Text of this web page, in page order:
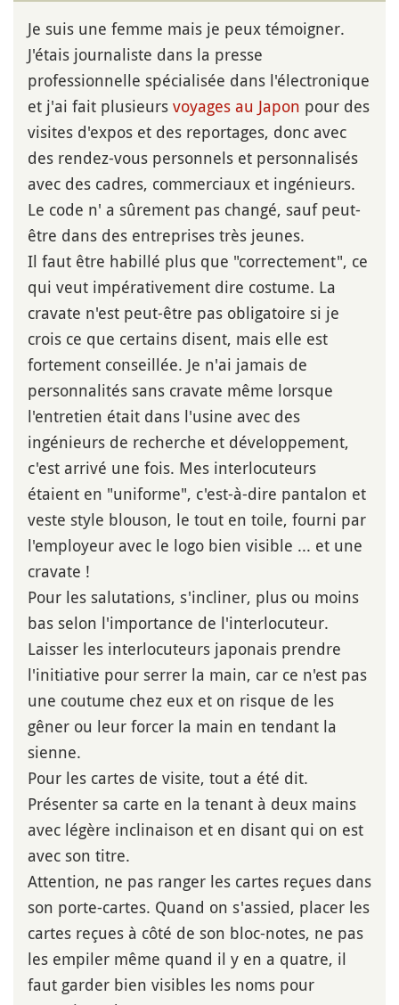
Je suis une femme mais je peux témoigner.
J'étais journaliste dans la presse
professionnelle spécialisée dans l'électronique
et j'ai fait plusieurs voyages au Japon pour des
visites d'expos et des reportages, donc avec
des rendez-vous personnels et personnalisés
avec des cadres, commerciaux et ingénieurs.
Le code n' a sûrement pas changé, sauf peut-
être dans des entreprises très jeunes.
Il faut être habillé plus que "correctement", ce
qui veut impérativement dire costume. La
cravate n'est peut-être pas obligatoire si je
crois ce que certains disent, mais elle est
fortement conseillée. Je n'ai jamais de
personnalités sans cravate même lorsque
l'entretien était dans l'usine avec des
ingénieurs de recherche et développement,
c'est arrivé une fois. Mes interlocuteurs
étaient en "uniforme", c'est-à-dire pantalon et
veste style blouson, le tout en toile, fourni par
l'employeur avec le logo bien visible ... et une
cravate !
Pour les salutations, s'incliner, plus ou moins
bas selon l'importance de l'interlocuteur.
Laisser les interlocuteurs japonais prendre
l'initiative pour serrer la main, car ce n'est pas
une coutume chez eux et on risque de les
gêner ou leur forcer la main en tendant la
sienne.
Pour les cartes de visite, tout a été dit.
Présenter sa carte en la tenant à deux mains
avec légère inclinaison et en disant qui on est
avec son titre.
Attention, ne pas ranger les cartes reçues dans
son porte-cartes. Quand on s'assied, placer les
cartes reçues à côté de son bloc-notes, ne pas
les empiler même quand il y en a quatre, il
faut garder bien visibles les noms pour